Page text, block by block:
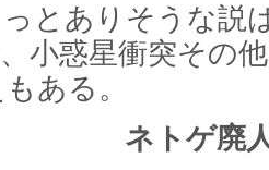
とありそうな説
小惑星衝突その
ある。
ネトゲ廃